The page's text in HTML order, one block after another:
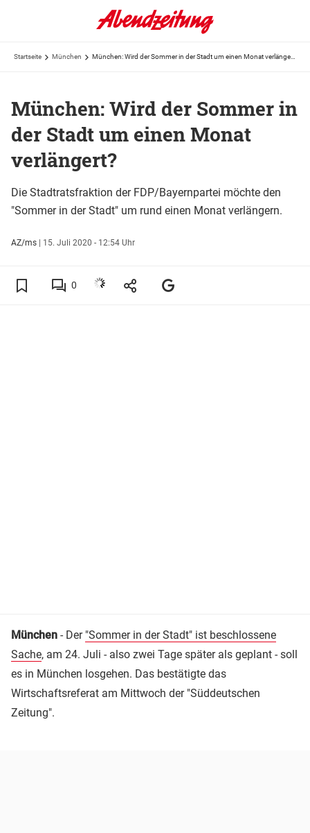
Startseite München
München: Wird der Sommer in
der Stadt um einen Monat
verlängert?
Die Stadtratsfraktion der FDP/Bayernpartei möchte den
"Sommer in der Stadt" um rund einen Monat verlängern.
AZ/ms | 15. Juli 2020 - 12:54 Uhr
0
München - Der "Sommer in der Stadt" ist beschlossene
Sache, am 24. Juli - also zwei Tage später als geplant - soll
es in München losgehen. Das bestätigte das
Wirtschaftsreferat am Mittwoch der "Süddeutschen
Zeitung".